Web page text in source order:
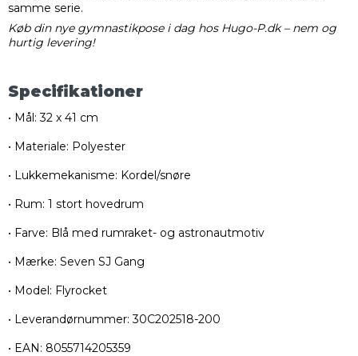
samme serie.
Køb din nye gymnastikpose i dag hos Hugo-P.dk – nem og
hurtig levering!
Specifikationer
• Mål: 32 x 41 cm
• Materiale: Polyester
• Lukkemekanisme: Kordel/snøre
• Rum: 1 stort hovedrum
• Farve: Blå med rumraket- og astronautmotiv
• Mærke: Seven SJ Gang
• Model: Flyrocket
• Leverandørnummer: 30C202518-200
• EAN: 8055714205359